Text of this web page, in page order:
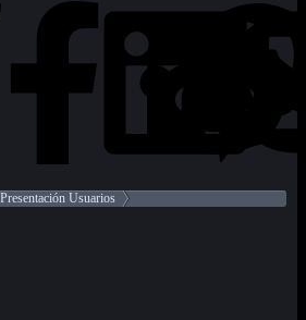
Facebook
Bluesky
Presentación Usuarios